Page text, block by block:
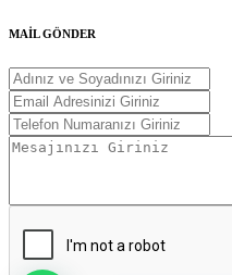
MAİL GÖNDER